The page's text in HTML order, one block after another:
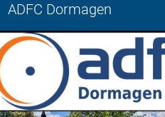
ADFC Dormagen